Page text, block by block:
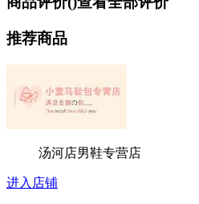
推荐商品
汤河店男鞋专营店
进入店铺